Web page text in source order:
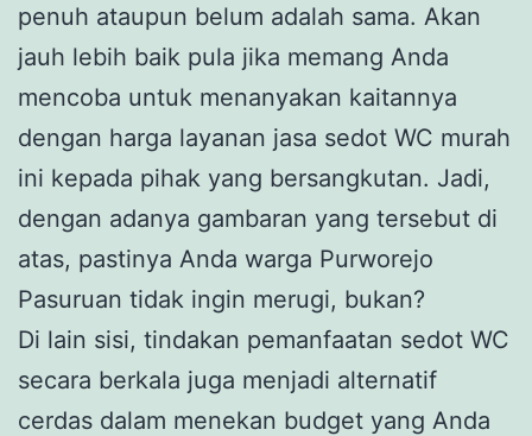
penuh ataupun belum adalah sama. Akan
jauh lebih baik pula jika memang Anda
mencoba untuk menanyakan kaitannya
dengan harga layanan jasa sedot WC murah
ini kepada pihak yang bersangkutan. Jadi,
dengan adanya gambaran yang tersebut di
atas, pastinya Anda warga Purworejo
Pasuruan tidak ingin merugi, bukan?
Di lain sisi, tindakan pemanfaatan sedot WC
secara berkala juga menjadi alternatif
cerdas dalam menekan budget yang Anda